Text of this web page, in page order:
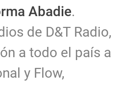
Abadie.
de D&T Radio,
a todo el país a
y Flow,